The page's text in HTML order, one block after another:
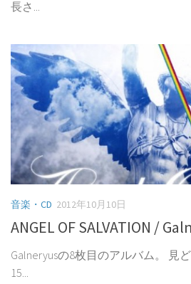
長さ...
音楽・CD 2012年10月10日
ANGEL OF SALVATION /
Galneryusの8枚目のアルバム。 見
15...